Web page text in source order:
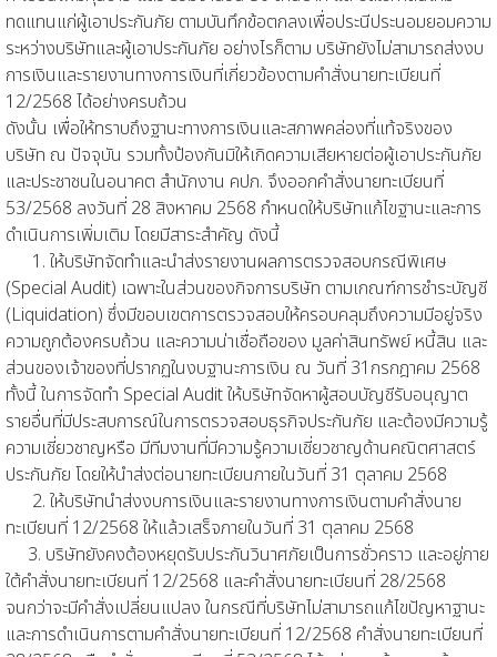
ทดแทนแก่ผู้เอาประกันภัย ตามบันทึกข้อตกลงเพื่อประนีประนอมยอมความ
ระหว่างบริษัทและผู้เอาประกันภัย อย่างไรก็ตาม บริษัทยังไม่สามารถส่งงบ
การเงินและรายงานทางการเงินที่เกี่ยวข้องตามคำสั่งนายทะเบียนที่
12/2568 ได้อย่างครบถ้วน
ดังนั้น เพื่อให้ทราบถึงฐานะทางการเงินและสภาพคล่องที่แท้จริงของ
บริษัท ณ ปัจจุบัน รวมทั้งป้องกันมิให้เกิดความเสียหายต่อผู้เอาประกันภัย
และประชาชนในอนาคต สำนักงาน คปภ. จึงออกคำสั่งนายทะเบียนที่
53/2568 ลงวันที่ 28 สิงหาคม 2568 กำหนดให้บริษัทแก้ไขฐานะและการ
ดำเนินการเพิ่มเติม โดยมีสาระสำคัญ ดังนี้
1. ให้บริษัทจัดทำและนำส่งรายงานผลการตรวจสอบกรณีพิเศษ
(Special Audit) เฉพาะในส่วนของกิจการบริษัท ตามเกณฑ์การชำระบัญชี
(Liquidation) ซึ่งมีขอบเขตการตรวจสอบให้ครอบคลุมถึงความมีอยู่จริง
ความถูกต้องครบถ้วน และความน่าเชื่อถือของ มูลค่าสินทรัพย์ หนี้สิน และ
ส่วนของเจ้าของที่ปรากฏในงบฐานะการเงิน ณ วันที่ 31กรกฎาคม 2568
ทั้งนี้ ในการจัดทำ Special Audit ให้บริษัทจัดหาผู้สอบบัญชีรับอนุญาต
รายอื่นที่มีประสบการณ์ในการตรวจสอบธุรกิจประกันภัย และต้องมีความรู้
ความเชี่ยวชาญหรือ มีทีมงานที่มีความรู้ความเชี่ยวชาญด้านคณิตศาสตร์
ประกันภัย โดยให้นำส่งต่อนายทะเบียนภายในวันที่ 31 ตุลาคม 2568
2. ให้บริษัทนำส่งงบการเงินและรายงานทางการเงินตามคำสั่งนาย
ทะเบียนที่ 12/2568 ให้แล้วเสร็จภายในวันที่ 31 ตุลาคม 2568
3. บริษัทยังคงต้องหยุดรับประกันวินาศภัยเป็นการชั่วคราว และอยู่ภาย
ใต้คำสั่งนายทะเบียนที่ 12/2568 และคำสั่งนายทะเบียนที่ 28/2568
จนกว่าจะมีคำสั่งเปลี่ยนแปลง ในกรณีที่บริษัทไม่สามารถแก้ไขปัญหาฐานะ
และการดำเนินการตามคำสั่งนายทะเบียนที่ 12/2568 คำสั่งนายทะเบียนที่